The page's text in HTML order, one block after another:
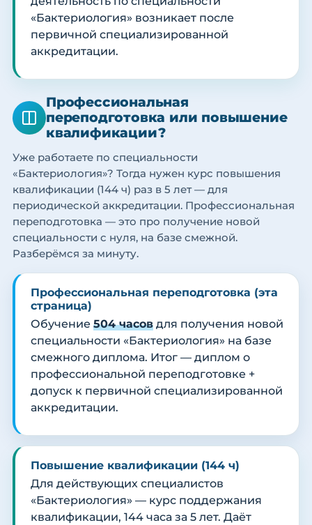
«Бактериология» возникает после
первичной специализированной
аккредитации.
Профессиональная
переподготовка или повышение
квалификации?
Уже работаете по специальности
«Бактериология»? Тогда нужен курс повышения
квалификации (144 ч) раз в 5 лет — для
периодической аккредитации. Профессиональная
переподготовка — это про получение новой
специальности с нуля, на базе смежной.
Разберёмся за минуту.
Профессиональная переподготовка (эта
страница)
Обучение 504 часов для получения новой
специальности «Бактериология» на базе
смежного диплома. Итог — диплом о
профессиональной переподготовке +
допуск к первичной специализированной
аккредитации.
Повышение квалификации (144 ч)
Для действующих специалистов
«Бактериология» — курс поддержания
квалификации, 144 часа за 5 лет. Даёт